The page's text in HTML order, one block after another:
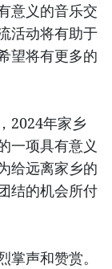
意义的音乐交
活动将有助于
望将有更多的
2024年家乡
一项具有意义
给远离家乡的
结的机会所付
声和赞赏。